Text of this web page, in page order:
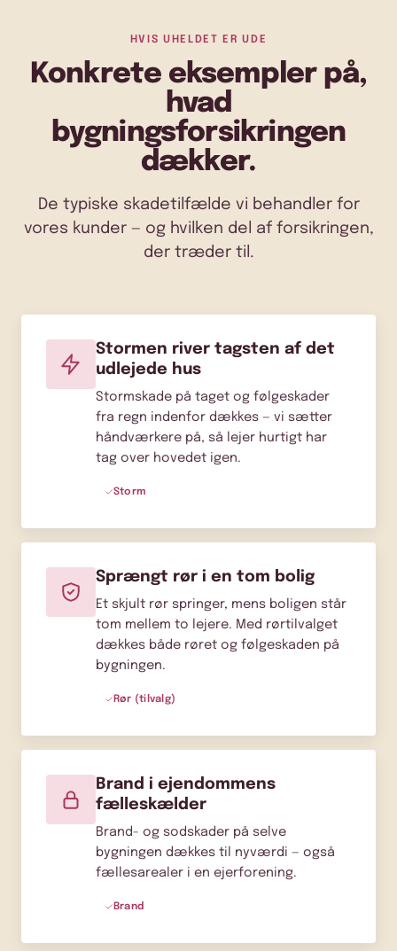
HVIS UHELDET ER UDE
Konkrete eksempler på,
hvad
bygningsforsikringen
dækker.
De typiske skadetilfælde vi behandler for
vores kunder — og hvilken del af forsikringen,
der træder til.
Stormen river tagsten af det
udlejede hus
Stormskade på taget og følgeskader
fra regn indenfor dækkes — vi sætter
håndværkere på, så lejer hurtigt har
tag over hovedet igen.
Storm
Sprængt rør i en tom bolig
Et skjult rør springer, mens boligen står
tom mellem to lejere. Med rørtilvalget
dækkes både røret og følgeskaden på
bygningen.
Rør (tilvalg)
Brand i ejendommens
fælleskælder
Brand- og sodskader på selve
bygningen dækkes til nyværdi — også
fællesarealer i en ejerforening.
Brand